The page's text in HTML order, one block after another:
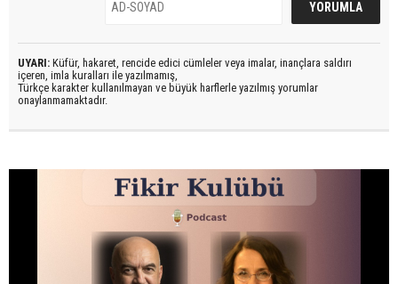
UYARI: Küfür, hakaret, rencide edici cümleler veya imalar, inançlara saldırı
içeren, imla kuralları ile yazılmamış,
Türkçe karakter kullanılmayan ve büyük harflerle yazılmış yorumlar
onaylanmamaktadır.